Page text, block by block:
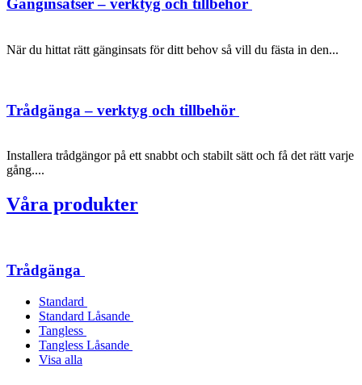
Gänginsatser – verktyg och tillbehör
När du hittat rätt gänginsats för ditt behov så vill du fästa in den...
Trådgänga – verktyg och tillbehör
Installera trådgängor på ett snabbt och stabilt sätt och få det rätt varje
gång....
Våra produkter
Trådgänga
Standard
Standard Låsande
Tangless
Tangless Låsande
Visa alla